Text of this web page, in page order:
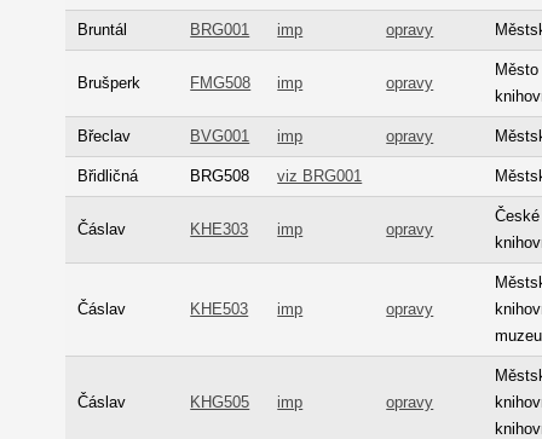
Bruntál BRG001 imp opravy
Brušperk FMG508 imp opravy
Břeclav BVG001 imp opravy
Břidličná BRG508 viz BRG001
Čáslav KHE303 imp opravy
Čáslav KHE503 imp opravy
Čáslav KHG505 imp opravy